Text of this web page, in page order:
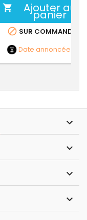
 Ajouter au
panier
 SUR COMMANDE
Date annoncée



